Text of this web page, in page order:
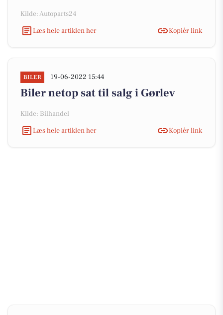
Kilde: Autoparts24
Læs hele artiklen her
Kopiér link
BILER 19-06-2022 15:44
Biler netop sat til salg i Gørlev
Kilde: Bilhandel
Læs hele artiklen her
Kopiér link